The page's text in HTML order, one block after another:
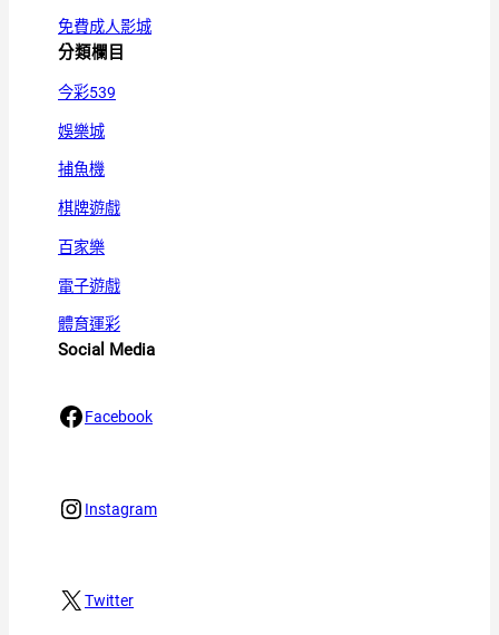
免費成人影城
分類欄目
今彩539
娛樂城
捕魚機
棋牌遊戲
百家樂
電子遊戲
體育運彩
Social Media
Facebook Facebook
Instagram Instagram
X Twitter